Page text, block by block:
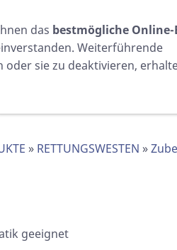
AIS /
LEUCHTEN
» RETTUNGSWESTEN »
geeignet
das bestmögliche Online-
Weiterführende
sie zu deaktivieren,